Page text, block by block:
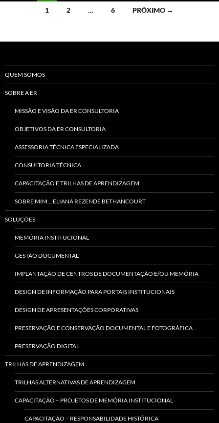
Navegação
posts
1 2 … 6 PRÓXIMO →
QUEM SOMOS
SOBRE A ER
MISSÃO E VISÃO DA ER CONSULTORIA
OBJETIVOS DA ER CONSULTORIA
ASSESSORIA TÉCNICA ESPECIALIZADA
CONSULTORIA TÉCNICA
CAPACITAÇÃO E TRILHAS DE APRENDIZAGEM
SOBRE MIM… ELIANA REZENDE BETHANCOURT
SOLUÇÕES
MEMÓRIA INSTITUCIONAL
GESTÃO DOCUMENTAL
IMPLANTAÇÃO DE CENTROS DE DOCUMENTAÇÃO E/OU MEMÓRIA
DESIGN DE INFORMAÇÃO PARA PORTAIS INSTITUCIONAIS
DESIGN DE APRESENTAÇÕES CORPORATIVAS
PRESERVAÇÃO E CONSERVAÇÃO DOCUMENTAL E FOTOGRÁFICA
PRESERVAÇÃO DIGITAL
TRILHAS DE APRENDIZAGEM
TRILHAS ALTERNATIVAS DE APRENDIZAGEM
CAPACITAÇÃO – PROJETOS DE MEMÓRIA INSTITUCIONAL
CAPACITAÇÃO – RESPONSABILIDADE HISTÓRICA